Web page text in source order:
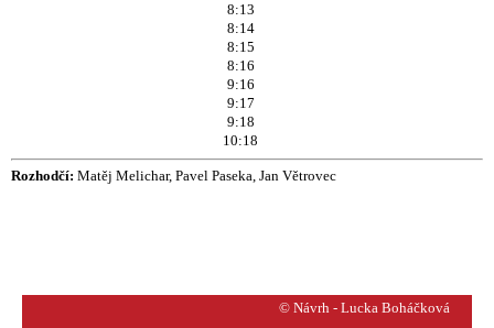
8:13
8:14
8:15
8:16
9:16
9:17
9:18
10:18
Rozhodčí: Matěj Melichar, Pavel Paseka, Jan Větrovec
© Návrh - Lucka Boháčková